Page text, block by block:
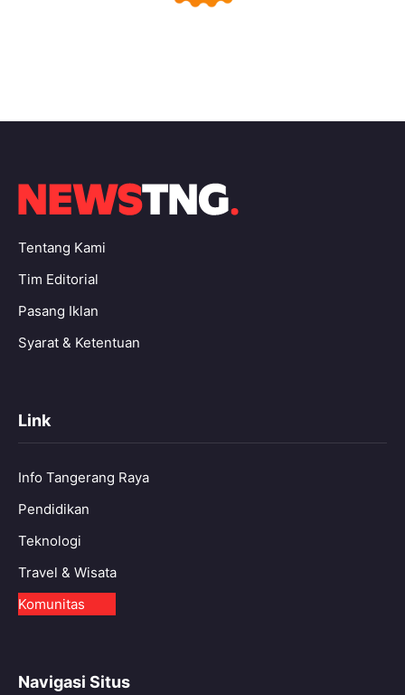
Tentang Kami
Tim Editorial
Pasang Iklan
Syarat & Ketentuan
Link
Info Tangerang Raya
Pendidikan
Teknologi
Travel & Wisata
Komunitas
Navigasi Situs